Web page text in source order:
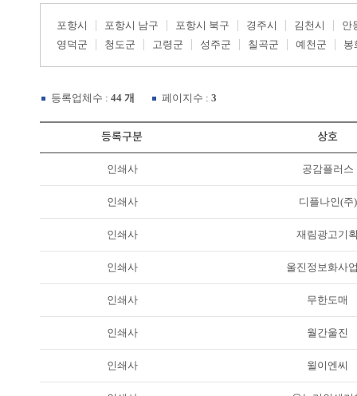
포항시 포항시 남구 포항시 북구 경주시 김천시
안
영덕군
청도군 고령군 성주군 칠곡군 예천군 봉
등록업체수 : 44 개 페이지수 : 3
등록구분 상호
인쇄사 공감플러스
인쇄사 디플나인(주)
인쇄사 재림광고기
인쇄사 울진정보화사
인쇄사 무한도매
인쇄사 월간울진
인쇄사 윌이엔씨